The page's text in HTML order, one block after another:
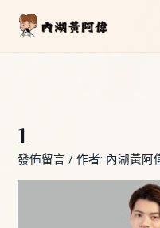
1
發佈留言 / 作者: 內湖黃阿
navigation